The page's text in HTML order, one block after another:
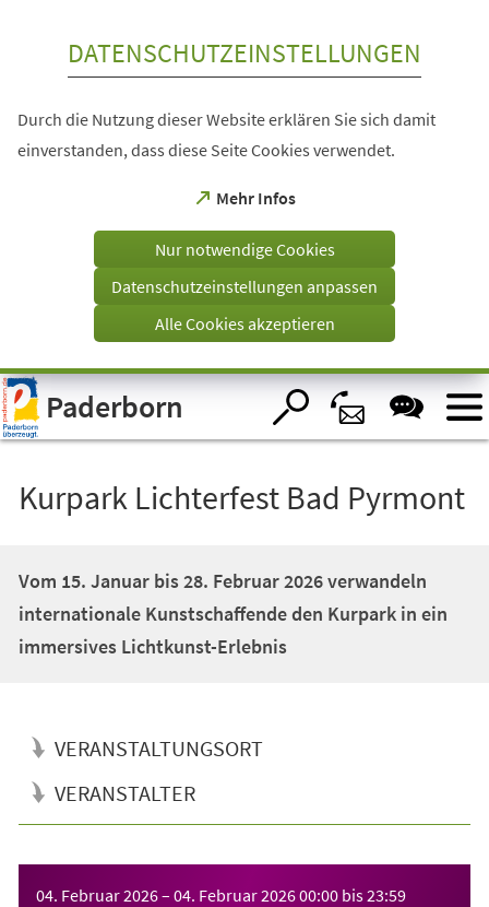
Visuelle
Assistenzsoftware
öffnen.
DATENSCHUTZEINSTELLUNGEN
Durch die Nutzung dieser Website erklären Sie sich damit
einverstanden, dass diese Seite Cookies verwendet.
Mehr Infos
(Öffnet
einem
Tab)
Nur notwendige Cookies
Datenschutzeinstellungen anpassen
Alle Cookies akzeptieren
Paderborn
Kurpark Lichterfest Bad Pyrmont
Vom 15. Januar bis 28. Februar 2026 verwandeln
internationale Kunstschaffende den Kurpark in ein
immersives Lichtkunst-Erlebnis
VERANSTALTUNGSORT
VERANSTALTER
04. Februar 2026– 04. Februar 202600:00 bis23:59